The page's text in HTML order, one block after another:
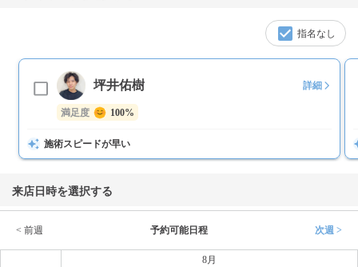
指名なし
坪井佑樹 詳細
満足度 100%
施術スピードが早い
来店日時を選択する
< 前週 予約可能日程 次週 >
8月